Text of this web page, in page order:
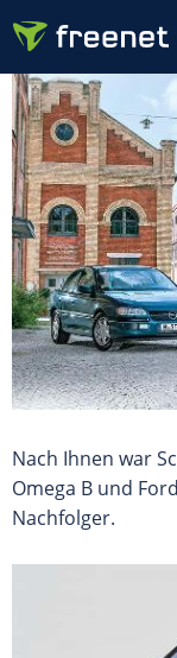
Nach Ihnen war
Omega B und
Nachfolger.